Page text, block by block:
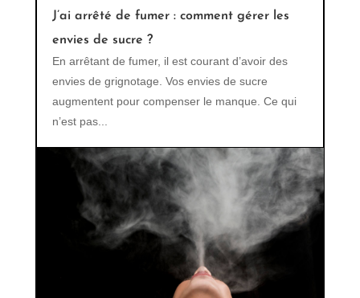
J’ai arrêté de fumer : comment gérer les
envies de sucre ?
En arrêtant de fumer, il est courant d’avoir des
envies de grignotage. Vos envies de sucre
augmentent pour compenser le manque. Ce qui
n’est pas...